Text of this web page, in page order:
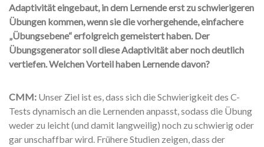
Adaptivität eingebaut, in dem Lernende erst zu schwierigeren
Übungen kommen, wenn sie die vorhergehende, einfachere
„Übungsebene“ erfolgreich gemeistert haben. Der
Übungsgenerator soll diese Adaptivität aber noch deutlich
vertiefen. Welchen Vorteil haben Lernende davon?
CMM: Unser Ziel ist es, dass sich die Schwierigkeit des C-
Tests dynamisch an die Lernenden anpasst, sodass die Übung
weder zu leicht (und damit langweilig) noch zu schwierig oder
gar unschaffbar wird. Frühere Studien zeigen, dass der